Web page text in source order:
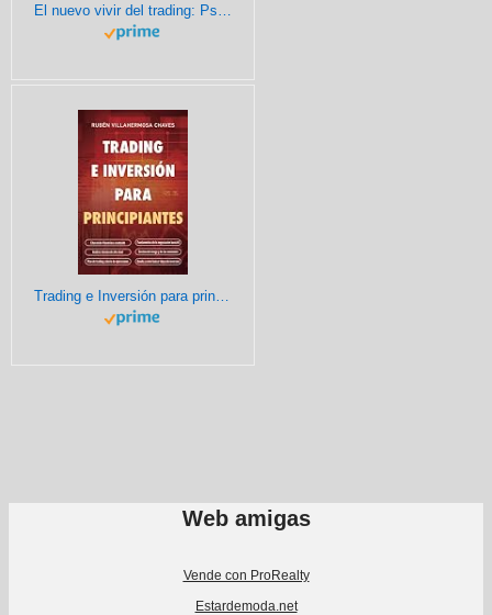
Web amigas
Vende con ProRealty
Estardemoda.net